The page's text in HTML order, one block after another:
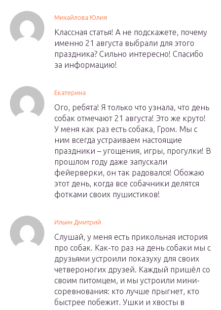
Михайлова Юлия
Классная статья! А не подскажете, почему
именно 21 августа выбрали для этого
праздника? Сильно интересно! Спасибо
за информацию!
Екатерина
Ого, ребята! Я только что узнала, что день
собак отмечают 21 августа! Это же круто!
У меня как раз есть собака, Гром. Мы с
ним всегда устраиваем настоящие
праздники – угощения, игры, прогулки! В
прошлом году даже запускали
фейерверки, он так радовался! Обожаю
этот день, когда все собачники делятся
фотками своих пушистиков!
Ильин Дмитрий
Слушай, у меня есть прикольная история
про собак. Как-то раз на день собаки мы с
друзьями устроили показуху для своих
четвероногих друзей. Каждый пришёл со
своим питомцем, и мы устроили мини-
соревнования: кто лучше прыгнет, кто
быстрее побежит. Ушки и хвосты в